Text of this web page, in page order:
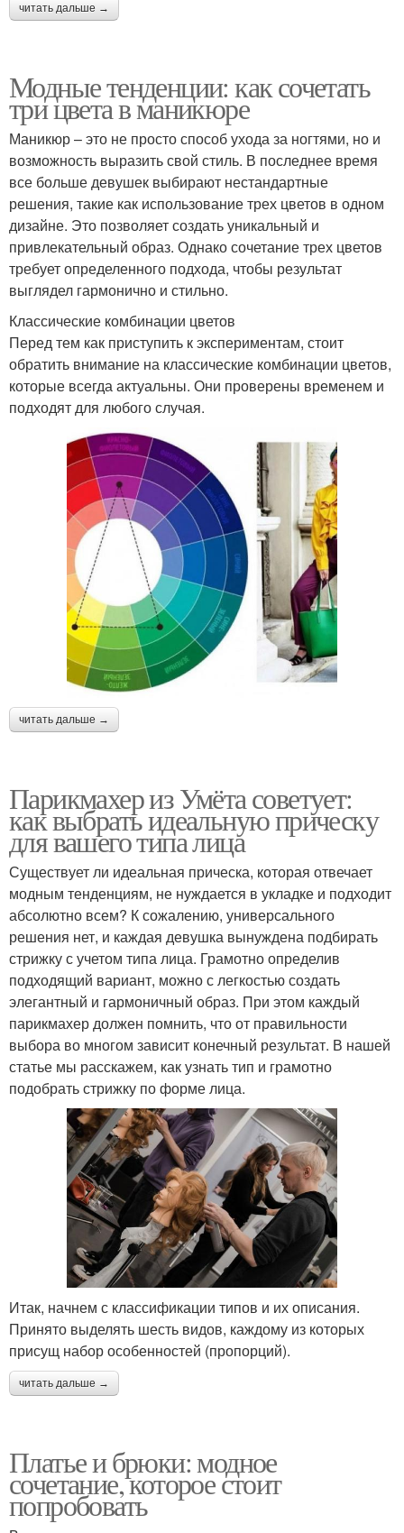
читать дальше →
Модные тенденции: как сочетать
три цвета в маникюре
Маникюр – это не просто способ ухода за ногтями, но и
возможность выразить свой стиль. В последнее время
все больше девушек выбирают нестандартные
решения, такие как использование трех цветов в одном
дизайне. Это позволяет создать уникальный и
привлекательный образ. Однако сочетание трех цветов
требует определенного подхода, чтобы результат
выглядел гармонично и стильно.
Классические комбинации цветов
Перед тем как приступить к экспериментам, стоит
обратить внимание на классические комбинации цветов,
которые всегда актуальны. Они проверены временем и
подходят для любого случая.
читать дальше →
Парикмахер из Умёта советует:
как выбрать идеальную прическу
для вашего типа лица
Существует ли идеальная прическа, которая отвечает
модным тенденциям, не нуждается в укладке и подходит
абсолютно всем? К сожалению, универсального
решения нет, и каждая девушка вынуждена подбирать
стрижку с учетом типа лица. Грамотно определив
подходящий вариант, можно с легкостью создать
элегантный и гармоничный образ. При этом каждый
парикмахер должен помнить, что от правильности
выбора во многом зависит конечный результат. В нашей
статье мы расскажем, как узнать тип и грамотно
подобрать стрижку по форме лица.
Итак, начнем с классификации типов и их описания.
Принято выделять шесть видов, каждому из которых
присущ набор особенностей (пропорций).
читать дальше →
Платье и брюки: модное
сочетание, которое стоит
попробовать